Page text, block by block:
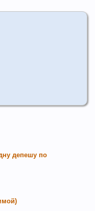
депешу по